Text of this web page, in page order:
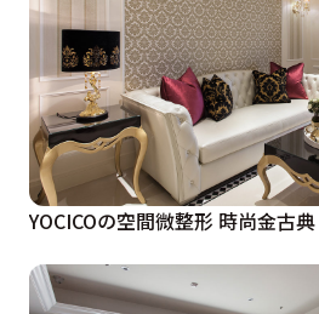
YOCICOの空間微整形 時尚金古典